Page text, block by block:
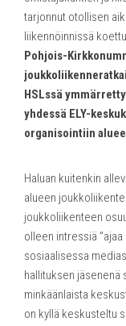
tarjonnut otollisen
liikennöinnissä
Pohjois-
HSLssä
yhdessä ELY-
organisointiin
Haluan kuitenkin
alueen
joukkoliikenteen
olleen intressiä
sosiaalisessa
hallituksen jäsenenä
minkäänlaista
on kyllä keskusteltu